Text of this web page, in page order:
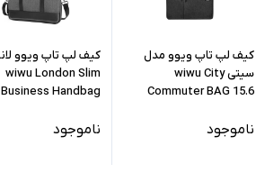
کیف لپ تاپ ویوو مدل
سیتی wiwu City
Commuter BAG 15.6
ناموجود
کیف لپ تاپ ویوو
wiwu London Slim
Business Handbag
ناموجود